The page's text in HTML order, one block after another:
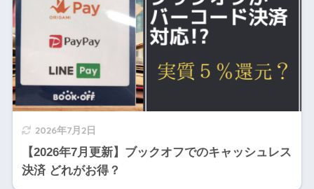
2026年7月2日
【2026年7月更新】ブックオフでのキャッシュレス
決済 どれがお得？